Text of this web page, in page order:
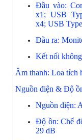
Đầu vào:
x1;USB
x4; USB
Đầu ra:
Kết nối
Âm thanh: Loa tích
Nguồn điện & Độ
Nguồn điện:
Độ ồn: Chế
29 dB